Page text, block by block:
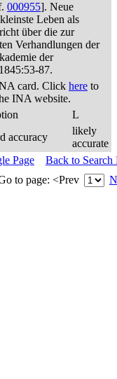
000955]. Neue
Leben als
über die zur
Verhandlungen der
der
87.
card. Click here to
INA website.
L
accuracy
likely
accurate
Page
Back to Search
to page: <Prev